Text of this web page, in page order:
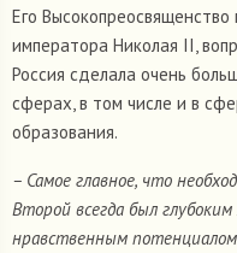
Его
императора Николая II,
Россия сделала очень
сферах, в том числе и в
образования.
– Самое главное, что
Второй всегда был
нравственным